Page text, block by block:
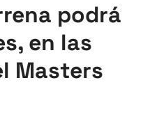
podrá
en las
Masters